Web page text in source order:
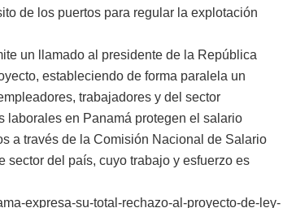
de los puertos para regular la explotación
un llamado al presidente de la República
estableciendo de forma paralela un
trabajadores y del sector
laborales en Panamá protegen el salario
a través de la Comisión Nacional de Salario
sector del país, cuyo trabajo y esfuerzo es
expresa-su-total-rechazo-al-proyecto-de-ley-